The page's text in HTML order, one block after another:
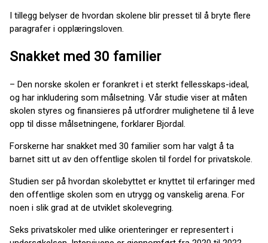
I tillegg belyser de hvordan skolene blir presset til å bryte flere
paragrafer i opplæringsloven.
Snakket med 30 familier
– Den norske skolen er forankret i et sterkt fellesskaps-ideal,
og har inkludering som målsetning. Vår studie viser at måten
skolen styres og finansieres på utfordrer mulighetene til å leve
opp til disse målsetningene, forklarer Bjordal.
Forskerne har snakket med 30 familier som har valgt å ta
barnet sitt ut av den offentlige skolen til fordel for privatskole.
Studien ser på hvordan skolebyttet er knyttet til erfaringer med
den offentlige skolen som en utrygg og vanskelig arena. For
noen i slik grad at de utviklet skolevegring.
Seks privatskoler med ulike orienteringer er representert i